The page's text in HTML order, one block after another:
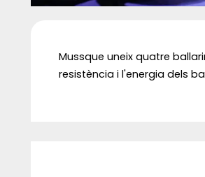
Mussque uneix quatre
resistència i l'energia dels